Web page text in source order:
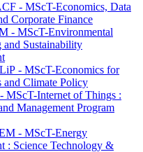
- MScT-Economics, Data
Corporate Finance
- MScT-Environmental
and Sustainability
- MScT-Economics for
and Climate Policy
MScT-Internet of Things :
Management Program
- MScT-Energy
: Science Technology &